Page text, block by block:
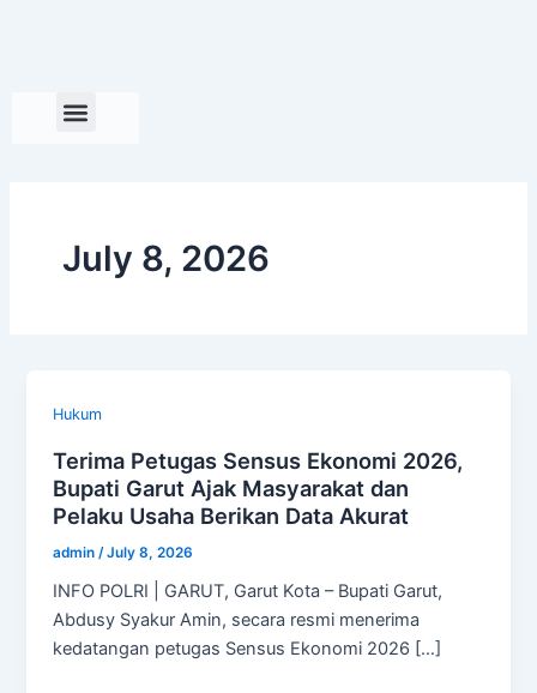
July 8, 2026
Hukum
Terima Petugas Sensus Ekonomi 2026,
Bupati Garut Ajak Masyarakat dan
Pelaku Usaha Berikan Data Akurat
admin /July 8, 2026
INFO POLRI | GARUT, Garut Kota – Bupati Garut,
Abdusy Syakur Amin, secara resmi menerima
kedatangan petugas Sensus Ekonomi 2026 […]